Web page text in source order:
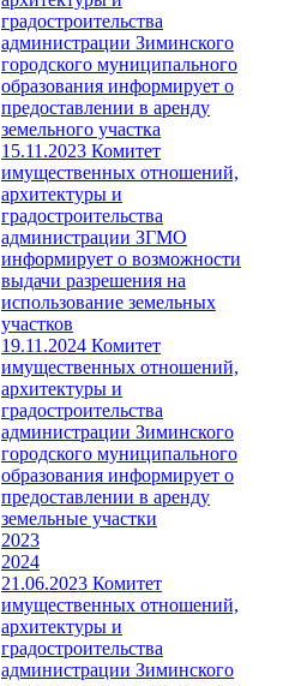
градостроительства
администрации Зиминского
городского муниципального
образования информирует о
предоставлении в аренду
земельного участка
15.11.2023 Комитет
имущественных отношений,
архитектуры и
градостроительства
администрации ЗГМО
информирует о возможности
выдачи разрешения на
использование земельных
участков
19.11.2024 Комитет
имущественных отношений,
архитектуры и
градостроительства
администрации Зиминского
городского муниципального
образования информирует о
предоставлении в аренду
земельные участки
2023
2024
21.06.2023 Комитет
имущественных отношений,
архитектуры и
градостроительства
администрации Зиминского